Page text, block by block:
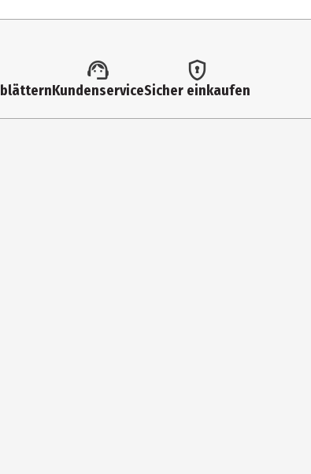
KundenserviceSicher einkaufen